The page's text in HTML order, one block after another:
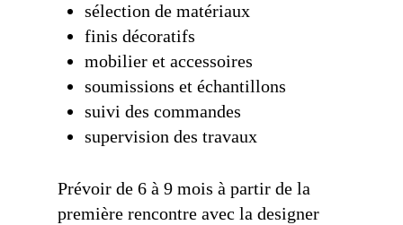
sélection de matériaux
finis décoratifs
mobilier et accessoires
soumissions et échantillons
suivi des commandes
supervision des travaux
Prévoir de 6 à 9 mois à partir de la
première rencontre avec la designer